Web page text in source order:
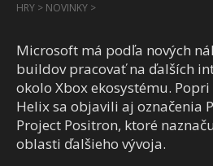
HRY > NOVINKY >
Microsoft má podľa nových
buildov pracovať na ďalších
okolo Xbox ekosystému.
Helix sa objavili aj označenia
Project Positron, ktoré
oblasti ďalšieho vývoja.